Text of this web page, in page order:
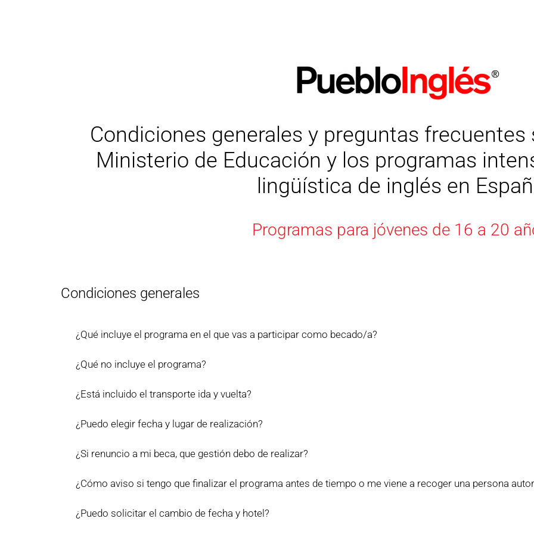
Condiciones generales y preguntas frecuentes
Ministerio de Educación y los programas
lingüística de inglés en
Programas para jóvenes de 16 a 20
Condiciones generales
¿Qué incluye el programa en el que vas a participar como becado/a?
¿Qué no incluye el programa?
¿Está incluido el transporte ida y vuelta?
¿Puedo elegir fecha y lugar de realización?
¿Si renuncio a mi beca, que gestión debo de realizar?
¿Cómo aviso si tengo que finalizar el programa antes de tiempo o me viene a recoger una persona
¿Puedo solicitar el cambio de fecha y hotel?